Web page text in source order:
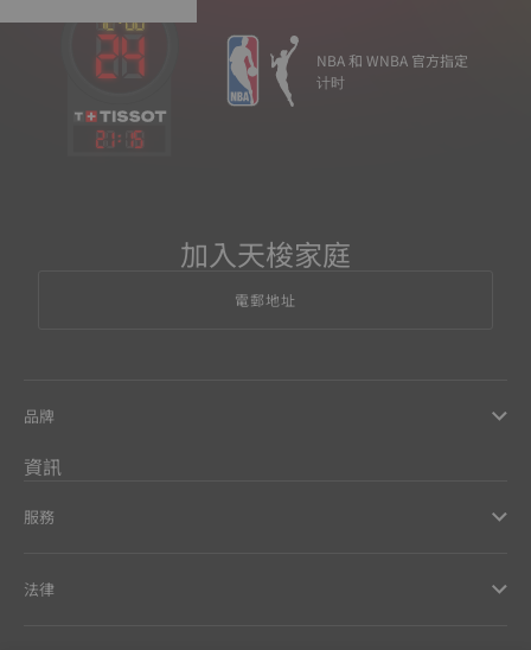
21: 15
NBA 和 WNBA 官方指定
计时
加入天梭家庭
電郵地址
品牌
資訊
服務
法律